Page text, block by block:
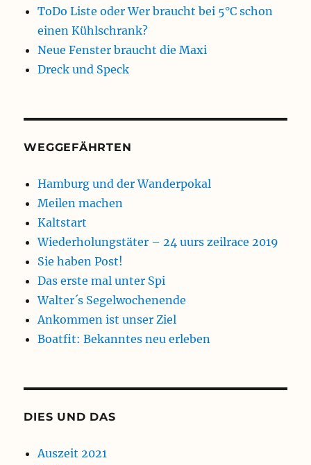
ToDo Liste oder Wer braucht bei 5°C schon
einen Kühlschrank?
Neue Fenster braucht die Maxi
Dreck und Speck
WEGGEFÄHRTEN
Hamburg und der Wanderpokal
Meilen machen
Kaltstart
Wiederholungstäter – 24 uurs zeilrace 2019
Sie haben Post!
Das erste mal unter Spi
Walter´s Segelwochenende
Ankommen ist unser Ziel
Boatfit: Bekanntes neu erleben
DIES UND DAS
Auszeit 2021